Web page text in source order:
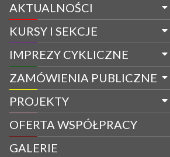
AKTUALNOŚCI
KURSY I SEKCJE
IMPREZY CYKLICZNE
ZAMÓWIENIA PUBLICZNE
PROJEKTY
OFERTA WSPÓŁPRACY
GALERIE